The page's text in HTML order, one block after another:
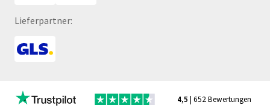
Lieferpartner:
4,5 | 652 Bewertungen